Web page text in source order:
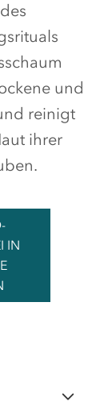
und
reinigt
ihrer
IN